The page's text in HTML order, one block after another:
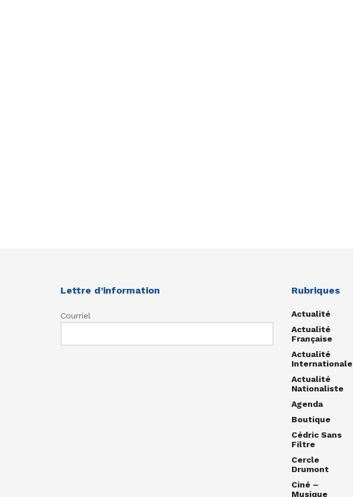
Lettre d’information
Courriel
Rubriques
Actualité
Actualité
Française
Actualité
Internationale
Actualité
Nationaliste
Agenda
Boutique
Cédric Sans
Filtre
Cercle
Drumont
Ciné –
Musique